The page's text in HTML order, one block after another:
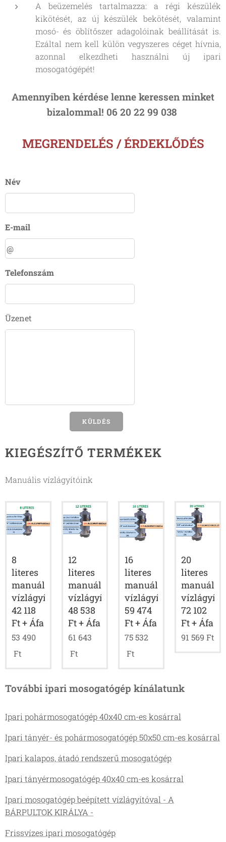
A beüzemelés tartalmazza: a régi készülék
kikötését, az új készülék bekötését, valamint
mosó- és öblítőszer adagolóinak beállítását is.
Ezáltal nem kell külön vegyszeres céget hívnia,
azonnal elkezdheti használni új ipari
mosogatógépét!
Amennyiben kérdése lenne keressen minket
bizalommal! 06 20 22 99 038
MEGRENDELÉS / ÉRDEKLŐDÉS
Név
E-mail
Telefonszám
Üzenet
KÜLDÉS
KIEGÉSZÍTŐ TERMÉKEK
Manuális vízlágyítóink
8
literes
manuális
vízlágyító
42 118
Ft + Áfa
53 490
Ft
12
literes
manuális
vízlágyító
48 538
Ft + Áfa
61 643
Ft
16
literes
manuális
vízlágyító
59 474
Ft + Áfa
75 532
Ft
20
literes
manuális
vízlágyító
72 102
Ft + Áfa
91 569 Ft
További ipari mosogatógép kínálatunk
Ipari pohármosogatógép 40x40 cm-es kosárral
Ipari tányér- és pohármosogatógép 50x50 cm-es kosárral
Ipari kalapos, átadó rendszerű mosogatógép
Ipari tányérmosogatógép 40x40 cm-es kosárral
Ipari mosogatógép beépített vízlágyítóval - A
BÁRPULTOK KIRÁLYA -
Frissvízes ipari mosogatógép